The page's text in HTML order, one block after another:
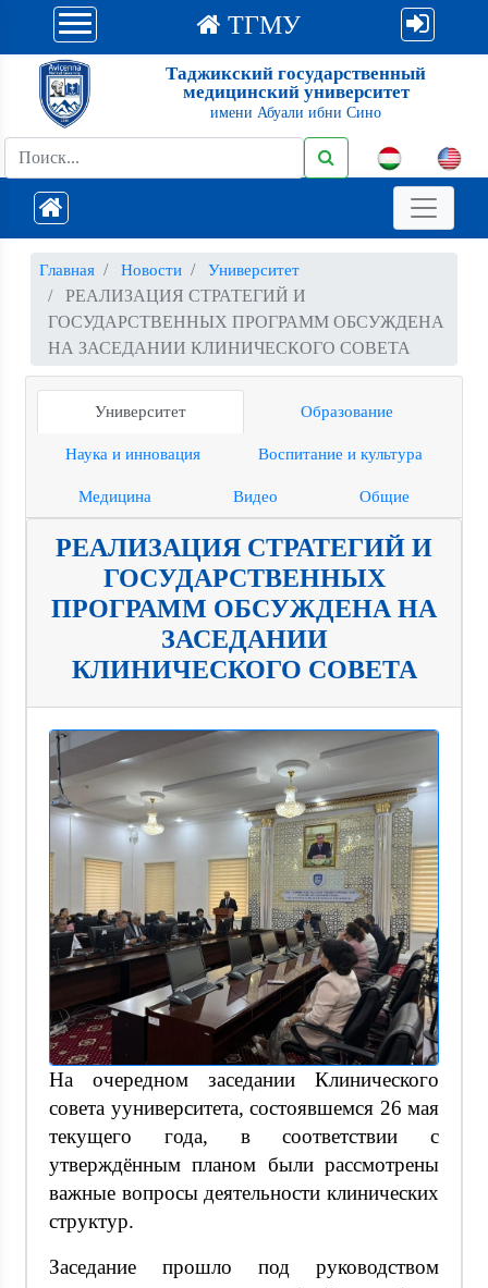
ТГМУ
Таджикский государственный
медицинский университет
имени Абуали ибни Сино
Главная Новости Университет
РЕАЛИЗАЦИЯ СТРАТЕГИЙ И
ГОСУДАРСТВЕННЫХ ПРОГРАММ ОБСУЖДЕНА
НА ЗАСЕДАНИИ КЛИНИЧЕСКОГО СОВЕТА
Университет Образование
Наука и инновация Воспитание и культура
Медицина Видео Общие
РЕАЛИЗАЦИЯ СТРАТЕГИЙ И
ГОСУДАРСТВЕННЫХ
ПРОГРАММ ОБСУЖДЕНА НА
ЗАСЕДАНИИ
КЛИНИЧЕСКОГО СОВЕТА
На очередном заседании Клинического
совета ууниверситета, состоявшемся 26 мая
текущего года, в соответствии с
утверждённым планом были рассмотрены
важные вопросы деятельности клинических
структур.
Заседание прошло под руководством